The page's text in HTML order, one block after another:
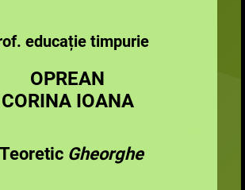
educație timpurie
OPREAN
CORINA IOANA
Gheorghe